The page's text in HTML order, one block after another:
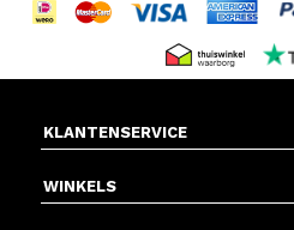
KLANTENSERVICE
WINKELS